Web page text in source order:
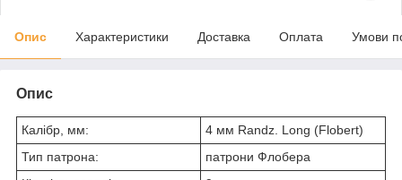
Опис Характеристики Доставка Оплата Умови
Опис
Калібр, мм:
4 мм Randz. Long (Flobert)
Тип патрона:
патрони Флобера